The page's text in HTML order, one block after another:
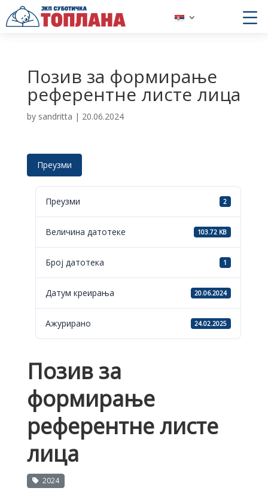
Позив за формирање
референтне листе лица
by sandritta | 20.06.2024
Преузми
Преузми 2
Величина датотеке 103.72 KB
Број датотека 1
Датум креирања 20.06.2024
Ажурирано 24.02.2025
Позив за
формирање
референтне листе
лица
2024